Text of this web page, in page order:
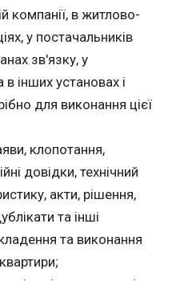
компанії, в житлово-
у постачальників
зв'язку, у
в інших установах і
для виконання цієї
клопотання,
довідки, технічний
акти, рішення,
та інші
та виконання